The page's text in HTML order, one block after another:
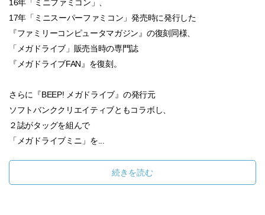
16年「ミニファミコン」、
17年「ミニスーパーファミコン」発売時に発行した
『ファミリーコンピュータマガジン』の復刻同様、
「メガドライブ」販売当時の専門誌
『メガドライブFAN』を復刻。
さらに『BEEP! メガドライブ』の発行元
ソフトバンククリエイティブともコラボし、
２誌がタッグを組んで
「メガドライブミニ」を...
続きを読む